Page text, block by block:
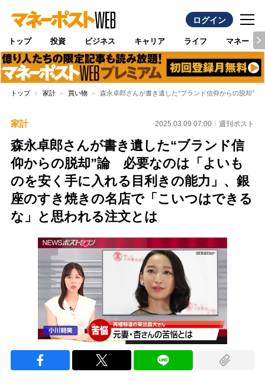
ログイン
トップ 投資 ビジネス キャリア ライフ マネー
トップ 家計 買い物 森永卓郎さんが書き遺した“ブランド信仰からの脱却”
家計 2025.03.09 07:00 週刊ポスト
森永卓郎さんが書き遺した“ブランド信
仰からの脱却”論 必要なのは「よいも
のを安く手に入れる目利きの能力」、銀
座のすき焼きの名店で「こいつはできる
な」と思われる注文とは